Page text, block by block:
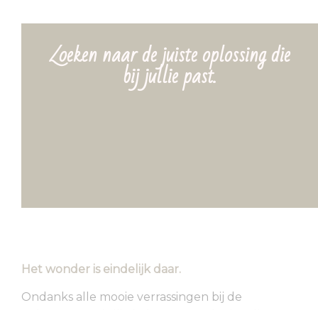
Zoeken naar de juiste oplossing die
bij jullie past.
Het wonder is eindelijk daar.
Ondanks alle mooie verrassingen bij de